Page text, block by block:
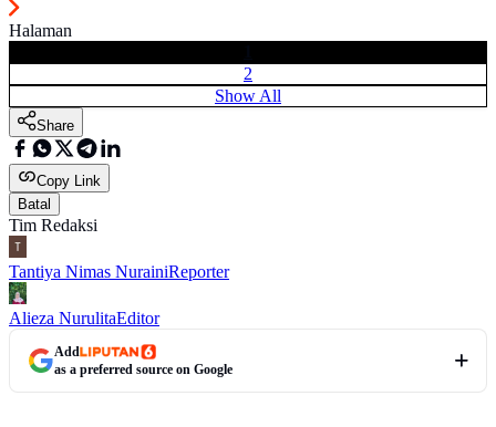
Halaman
2
Show All
Share
Copy Link
Batal
Tim Redaksi
Tantiya Nimas NurainiReporter
Alieza NurulitaEditor
Add
as a preferred source on Google